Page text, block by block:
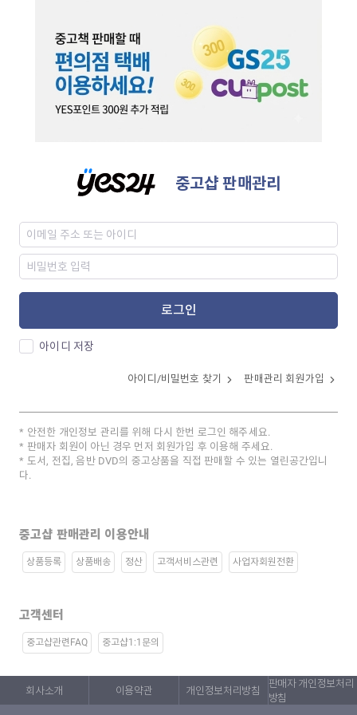
중고샵 판매관리
로그인
아이디 저장
아이디/비밀번호 찾기 판매관리 회원가입
안전한 개인정보 관리를 위해 다시 한번 로그인 해주세요.
판매자 회원이 아닌 경우 먼저 회원가입 후 이용해 주세요.
도서, 전집, 음반 DVD의 중고상품을 직접 판매할 수 있는 열린공간입니
다.
중고샵 판매관리 이용안내
상품등록 상품배송 정산 고객서비스관련 사업자회원전환
고객센터
중고샵관련FAQ 중고샵1:1문의
회사소개 이용약관 개인정보처리방침
판매자 개인정보처리
방침